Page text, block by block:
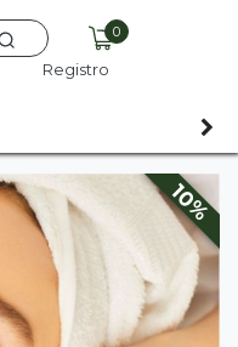
0
Registro
10%